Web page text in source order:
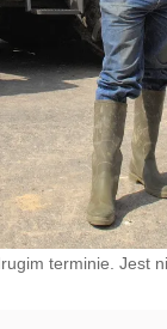
terminie. Jest